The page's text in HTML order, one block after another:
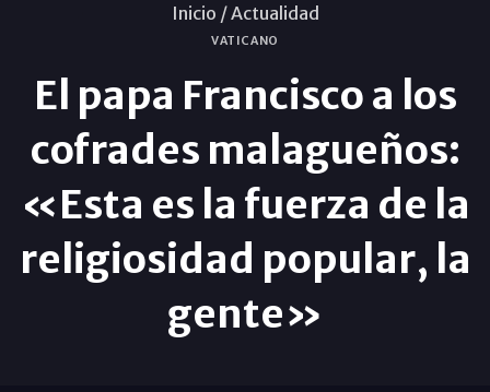
Inicio /Actualidad
VATICANO
El papa Francisco a los
cofrades malagueños:
«Esta es la fuerza de la
religiosidad popular, la
gente»